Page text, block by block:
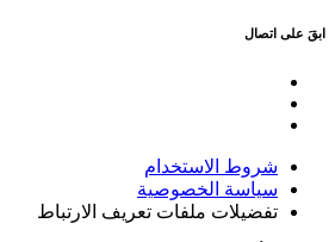
ابقَ على اتصال
شروط الاستخدام
سياسة الخصوصية
تفضيلات ملفات تعريف الارتباط